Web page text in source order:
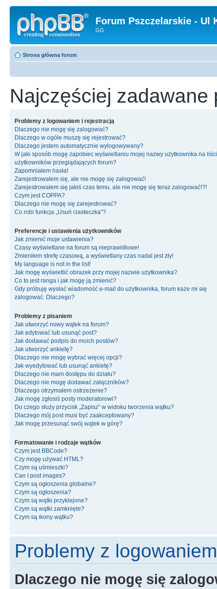
Forum Pszczelarskie - Ul
GG
Strona główna forum
Najczęściej zadawane
Problemy z logowaniem i rejestracją
Dlaczego nie mogę się zalogować?
Dlaczego w ogóle muszę się rejestrować?
Dlaczego jestem automatycznie wylogowywany?
W jaki sposób mogę zapobiec wyświetlaniu mojej nazwy użytkownika na
użytkowników przeglądających forum?
Zapomniałem hasła!
Zarejestrowałem się, ale nie mogę się zalogować!
Zarejestrowałem się jakiś czas temu, ale nie mogę się teraz zalogować!?!
Czym jest COPPA?
Dlaczego nie mogę się zarejestrować?
Co robi funkcja „Usuń ciasteczka”?
Preferencje i ustawienia użytkowników
Jak zmienić moje ustawienia?
Czasy wyświetlane na forum są nieprawidłowe!
Zmieniłem strefę czasową, a wyświetlany czas nadal jest zły!
My language is not in the list!
Jak mogę wyświetlić obrazek przy mojej nazwie użytkownika?
Co to jest ranga i jak mogę ją zmienić?
Gdy próbuję wysłać wiadomość e-mail do użytkownika, forum każe mi się
zalogować. Dlaczego?
Problemy z pisaniem
Jak utworzyć nowy wątek na forum?
Jak edytować lub usunąć post?
Jak dodawać podpis do moich postów?
Jak utworzyć ankietę?
Dlaczego nie mogę wybrać więcej opcji?
Jak wyedytować lub usunąć ankietę?
Dlaczego nie mam dostępu do działu?
Dlaczego nie mogę dodawać załączników?
Dlaczego otrzymałem ostrzeżenie?
Jak mogę zgłosiś posty moderatorowi?
Do czego służy przycisk „Zapisz” w widoku tworzenia wątku?
Dlaczego mój post musi być zaakceptowany?
Jak mogę przesunąć swój wątek w górę?
Formatowanie i rodzaje wątków
Czym jest BBCode?
Czy mogę używać HTML?
Czym są uśmieszki?
Can I post images?
Czym są ogłoszenia globalne?
Czym są ogłoszenia?
Czym są wątki przyklejone?
Czym są wątki zamknięte?
Czym są ikony wątku?
Problemy z
Dlaczego nie mogę się